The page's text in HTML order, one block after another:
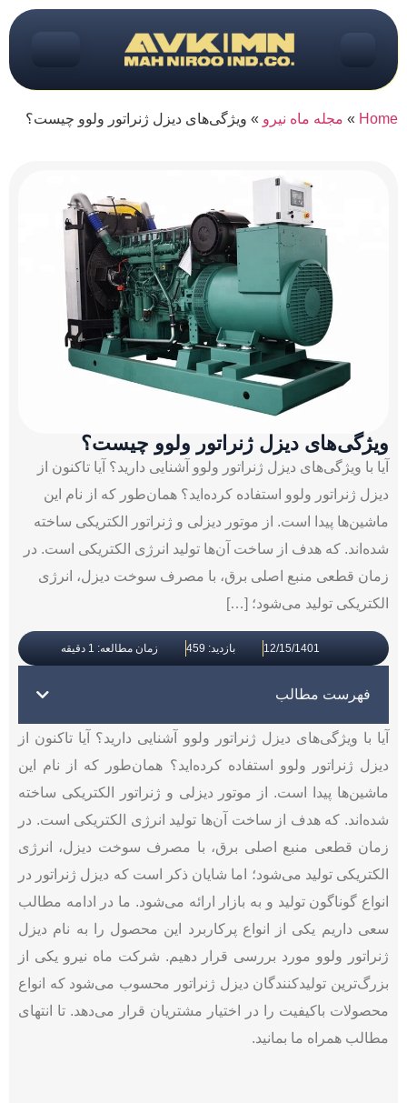
Home
» مجله ماه نیرو » ویژگی‌های دیزل ژنراتور ولوو چیست؟
ویژگی‌های دیزل ژنراتور ولوو چیست؟
آیا با ویژگی‌های دیزل ژنراتور ولوو آشنایی دارید؟ آیا تاکنون از
دیزل ژنراتور ولوو استفاده کرده‌اید؟ همان‌طور که از نام این
ماشین‌ها پیدا است. از موتور دیزلی و ژنراتور الکتریکی ساخته
شده‌اند. که هدف از ساخت آن‌ها تولید انرژی الکتریکی است. در
زمان قطعی منبع اصلی برق، با مصرف سوخت دیزل، انرژی
الکتریکی تولید می‌شود؛ […]
12/15/1401 بازدید: 459 زمان مطالعه: 1 دقیقه
فهرست مطالب
آیا با ویژگی‌های دیزل ژنراتور ولوو آشنایی دارید؟ آیا تاکنون از
دیزل ژنراتور ولوو استفاده کرده‌اید؟ همان‌طور که از نام این
ماشین‌ها پیدا است. از موتور دیزلی و ژنراتور الکتریکی ساخته
شده‌اند. که هدف از ساخت آن‌ها تولید انرژی الکتریکی است. در
زمان قطعی منبع اصلی برق، با مصرف سوخت دیزل، انرژی
الکتریکی تولید می‌شود؛ اما شایان ذکر است که دیزل ژنراتور در
انواع گوناگون تولید و به بازار ارائه می‌شود. ما در ادامه مطالب
سعی داریم یکی از انواع پرکاربرد این محصول را به نام دیزل
ژنراتور ولوو مورد بررسی قرار دهیم. شرکت ماه نیرو یکی از
بزرگ‌ترین تولیدکنندگان دیزل ژنراتور محسوب می‌شود که انواع
محصولات باکیفیت را در اختیار مشتریان قرار می‌دهد. تا انتهای
مطالب همراه ما بمانید.